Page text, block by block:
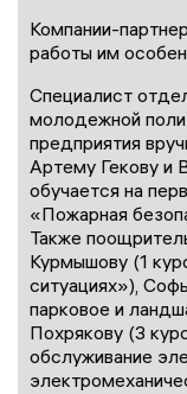
Компании-
работы им
Специалист
молодежной
предприятия
Артему Гекову и
обучается на
«Пожарная
Также
Курмышову (1
ситуациях»),
парковое и
Похрякову (3
обслуживание